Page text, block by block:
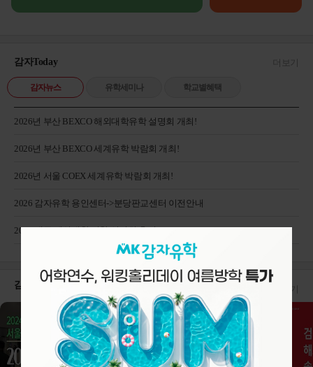
감자Today 더보기
감자뉴스 유학세미나 학교별혜택
2026년 부산 BEXCO 해외대학유학 설명회 개최!
2026년 부산 BEXCO 세계유학 박람회 개최!
2026년 서울 COEX 세계유학 박람회 개최!
2026 감자유학 용인센터->분당판교센터 이전안내
2026 대구 해외대학 진학 설명회 후기
감자Tube!